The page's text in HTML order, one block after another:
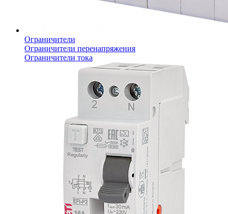
Ограничители
Ограничители перенапряжения
Ограничители тока